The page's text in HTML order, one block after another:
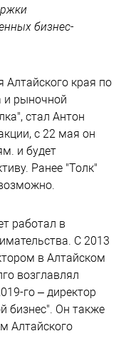
бизнес-
края по
и рыночной
стал Антон
с 22 мая он
и будет
Ранее "Толк"
работал в
С 2013
в Алтайском
возглавлял
го – директор
бизнес". Он также
Алтайского